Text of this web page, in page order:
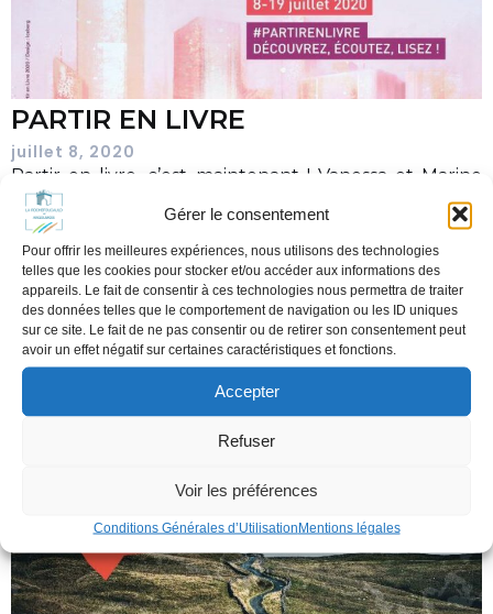
Gérer le consentement
Pour offrir les meilleures expériences, nous utilisons des technologies
telles que les cookies pour stocker et/ou accéder aux informations des
appareils. Le fait de consentir à ces technologies nous permettra de traiter
des données telles que le comportement de navigation ou les ID uniques
sur ce site. Le fait de ne pas consentir ou de retirer son consentement peut
avoir un effet négatif sur certaines caractéristiques et fonctions.
Accepter
Refuser
Voir les préférences
Conditions Générales d’UtilisationMentions légales
PARTIR EN LIVRE
juillet 8, 2020
Partir en livre, c’est maintenant ! Vanessa et Marine
vous accueillent dans la bibliothèque éphémère au
jardin[…]
En savoir plus